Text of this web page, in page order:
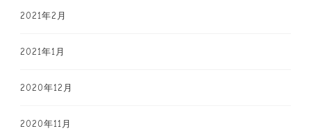
2021年2月
2021年1月
2020年12月
2020年11月